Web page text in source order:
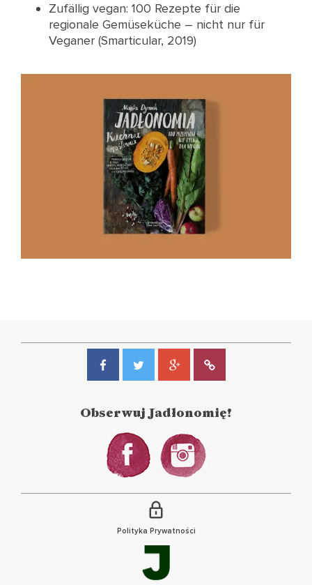
Zufällig vegan: 100 Rezepte für die
regionale Gemüseküche – nicht nur für
Veganer (Smarticular, 2019)
Obserwuj Jadłonomię!
Polityka Prywatności